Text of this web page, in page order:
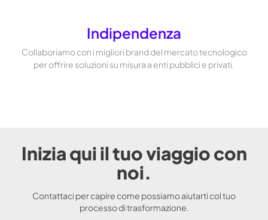
Indipendenza
Collaboriamo con i migliori brand del mercato tecnologico
per offrire soluzioni su misura a enti pubblici e privati.
Inizia qui il tuo viaggio con
noi.
Contattaci per capire come possiamo aiutarti col tuo
processo di trasformazione.